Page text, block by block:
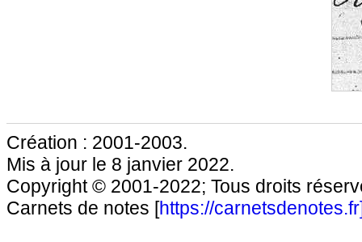
Création : 2001-2003.
Mis à jour le 8 janvier 2022.
Copyright © 2001-2022; Tous droits
Carnets de notes [https://